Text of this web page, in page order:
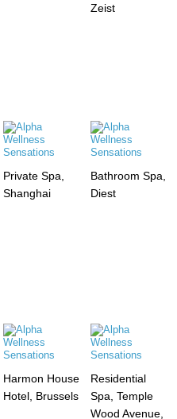
Zeist
Private Spa,
Shanghai
Bathroom Spa,
Diest
Harmon House
Hotel, Brussels
Residential
Spa, Temple
Wood Avenue,